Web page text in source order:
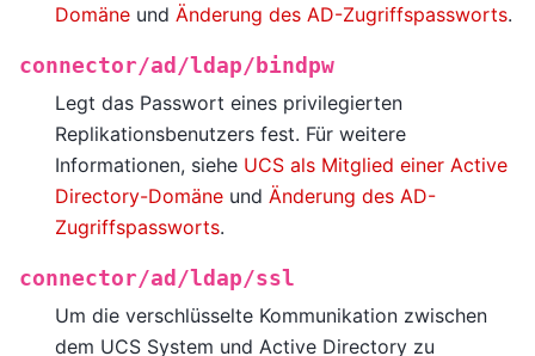
Domäne und Änderung des AD-Zugriffspassworts.
connector/ad/ldap/bindpw
Legt das Passwort eines privilegierten
Replikationsbenutzers fest. Für weitere
Informationen, siehe UCS als Mitglied einer Active
Directory-Domäne und Änderung des AD-
Zugriffspassworts.
connector/ad/ldap/ssl
Um die verschlüsselte Kommunikation zwischen
dem UCS System und Active Directory zu